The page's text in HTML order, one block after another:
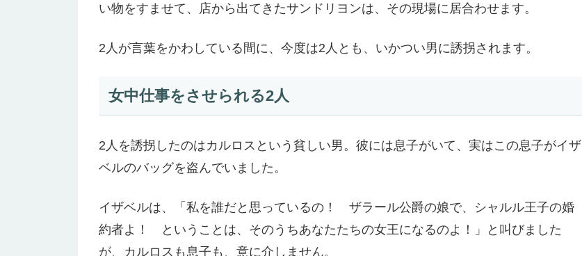
い物をすませて、店から出てきたサンドリヨンは、その現場に居合わせます。
2人が言葉をかわしている間に、今度は2人とも、いかつい男に誘拐されます。
女中仕事をさせられる2人
2人を誘拐したのはカルロスという貧しい男。彼には息子がいて、実はこの息子がイザ
ベルのバッグを盗んでいました。
イザベルは、「私を誰だと思っているの！ ザラール公爵の娘で、シャルル王子の婚
約者よ！ ということは、そのうちあなたたちの女王になるのよ！」と叫びました
が、カルロスも息子も、意に介しません。